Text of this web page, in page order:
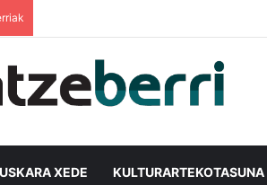
XEDE KULTURARTEKOTASUNA